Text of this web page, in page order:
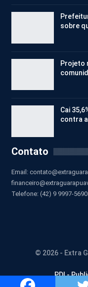
sobre
Projeto
Cai
contra
Contato
Email:
Telefone: (42) 9 9997-5690
© 2026 - Extra
PDI -